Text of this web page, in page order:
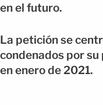
en el futuro.
La petición se
condenados por
en enero de 2021.